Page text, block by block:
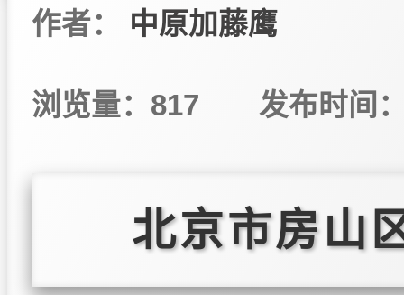
作者： 中原加藤鹰
浏览量：817 发布时间
北京市房山